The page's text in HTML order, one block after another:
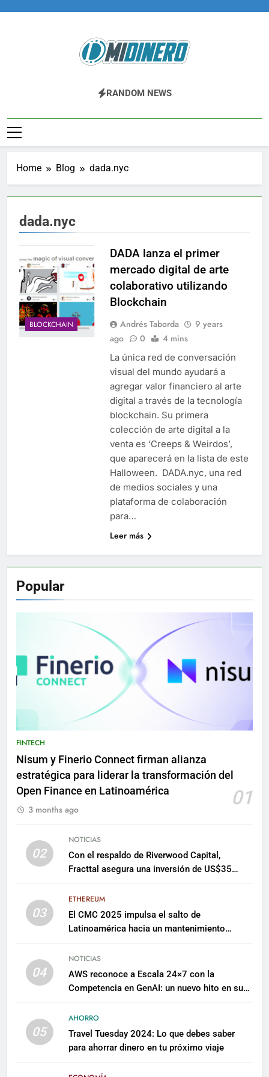
Midinero.co
Fintech, Criptomonedas
RANDOM NEWS
Home Blog dada.nyc
dada.nyc
BLOCKCHAIN
DADA lanza el primer
mercado digital de arte
colaborativo utilizando
Blockchain
Andrés Taborda
9 years
ago
0 4 mins
La única red de conversación
visual del mundo ayudará a
agregar valor financiero al arte
digital a través de la tecnología
blockchain. Su primera
colección de arte digital a la
venta es ‘Creeps & Weirdos’,
que aparecerá en la lista de este
Halloween. DADA.nyc, una red
de medios sociales y una
plataforma de colaboración
para…
Leer más
Popular
FINTECH
Nisum y Finerio Connect firman alianza
estratégica para liderar la transformación del
Open Finance en Latinoamérica
01
3 months ago
02
NOTICIAS
Con el respaldo de Riverwood Capital,
Fracttal asegura una inversión de US$35
03
ETHEREUM
El CMC 2025 impulsa el salto de
Latinoamérica hacia un mantenimiento
04
NOTICIAS
AWS reconoce a Escala 24×7 con la
Competencia en GenAI: un nuevo hito en su
05
AHORRO
Travel Tuesday 2024: Lo que debes saber
para ahorrar dinero en tu próximo viaje